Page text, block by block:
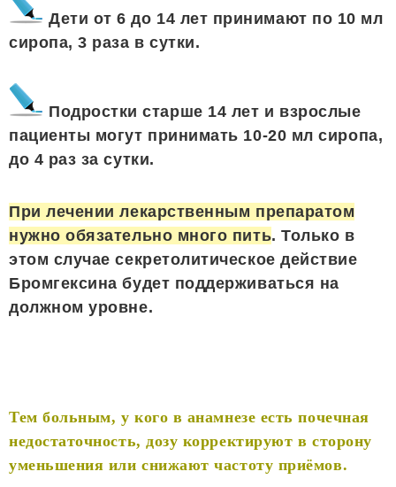
Дети от 6 до 14 лет принимают по 10 мл
сиропа, 3 раза в сутки.
Подростки старше 14 лет и взрослые
пациенты могут принимать 10-20 мл сиропа,
до 4 раз за сутки.
При лечении лекарственным препаратом
нужно обязательно много пить. Только в
этом случае секретолитическое действие
Бромгексина будет поддерживаться на
должном уровне.
Тем больным, у кого в анамнезе есть почечная
недостаточность, дозу корректируют в сторону
уменьшения или снижают частоту приёмов.